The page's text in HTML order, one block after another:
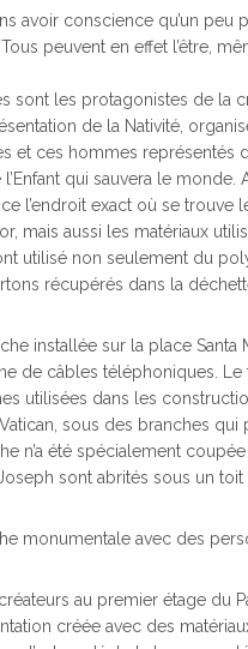
avoir conscience qu’un peu
peuvent en effet l’être,
sont les protagonistes de la
de la Nativité,
et ces hommes représentés
qui sauvera le
l’endroit exact où se trouve
mais aussi les matériaux
utilisé non seulement du
récupérés dans la
installée sur la place Santa
de câbles téléphoniques. Le
utilisées dans les
sous des branches qui
n’a été spécialement
sont abrités sous un
monumentale avec des
au premier étage du
créée avec des